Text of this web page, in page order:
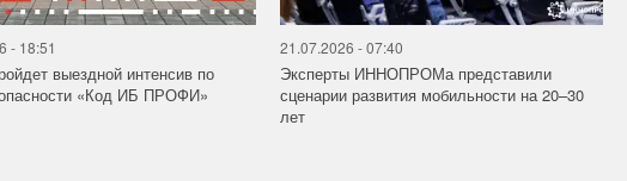
- 18:51
выездной интенсив по
«Код ИБ ПРОФИ»
21.07.2026 - 07:40
Эксперты ИННОПРОМа представили
сценарии развития мобильности на 20–30
лет